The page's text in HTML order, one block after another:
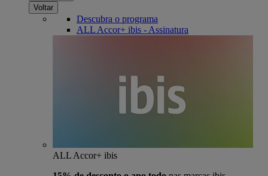
Voltar
Descubra o programa
ALL Accor+ ibis - Assinatura
ALL Accor+ ibis